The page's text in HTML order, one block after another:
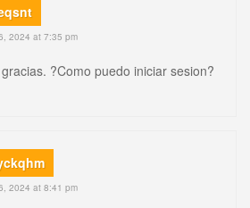
2024 at 7:35 pm
?Como puedo iniciar sesion?
2024 at 8:41 pm